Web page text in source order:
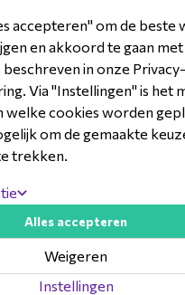
de branche
service- en
accepteren" om de beste
en akkoord te gaan met
in onze
Via "Instellingen" is het
welke cookies worden
om de gemaakte
trekken.
Instellingen
Weigeren
Alles accepteren